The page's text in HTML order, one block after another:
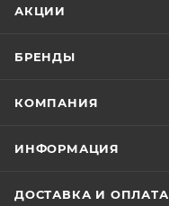
АКЦИИ
БРЕНДЫ
КОМПАНИЯ
ИНФОРМАЦИЯ
ДОСТАВКА И ОПЛАТА